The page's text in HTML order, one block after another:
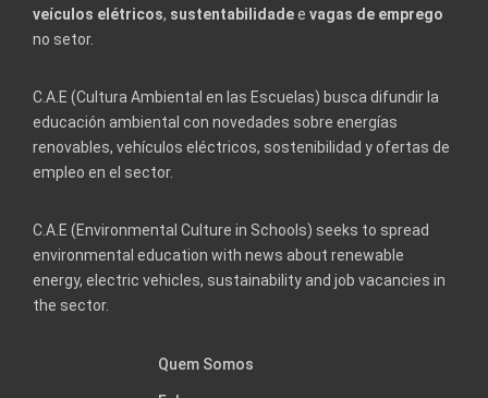
veículos elétricos, sustentabilidadee vagas de emprego
no setor.
C.A.E (Cultura Ambiental en las Escuelas) busca difundir la
educación ambiental con novedades sobre energías
renovables, vehículos eléctricos, sostenibilidad y ofertas de
empleo en el sector.
C.A.E (Environmental Culture in Schools) seeks to spread
environmental education with news about renewable
energy, electric vehicles, sustainability and job vacancies in
the sector.
Quem Somos